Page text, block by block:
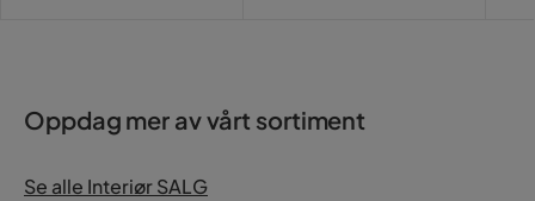
Oppdag mer av vårt sortiment
Se alle Interiør SALG